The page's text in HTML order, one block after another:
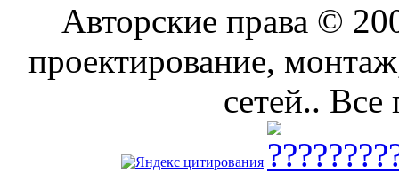
Авторские права ©
проектирование,
сетей..